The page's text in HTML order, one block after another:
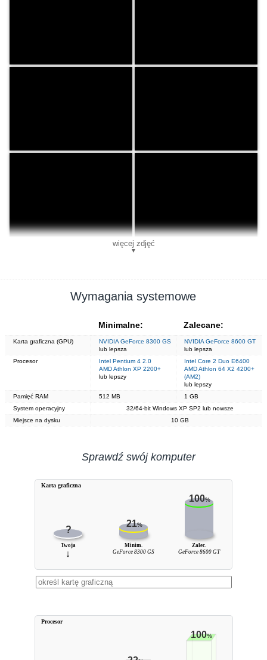
więcej zdjęć
▼
Wymagania systemowe
Minimalne: Zalecane:
Karta graficzna (GPU)
NVIDIA GeForce 8300 GS
lub lepsza
NVIDIA GeForce 8600 GT
lub lepsza
Procesor
Intel Pentium 4 2.0
AMD Athlon XP 2200+
lub lepszy
Intel Core 2 Duo E6400
AMD Athlon 64 X2 4200+
(AM2)
lub lepszy
Pamięć RAM
512 MB
1 GB
System operacyjny
32/64-bit Windows XP SP2 lub nowsze
Miejsce na dysku
10 GB
Sprawdź swój komputer
?
21%
100%
Twoja
↓
Minim.
GeForce 8300 GS
Zalec.
GeForce 8600 GT
Karta graficzna
100%
Procesor